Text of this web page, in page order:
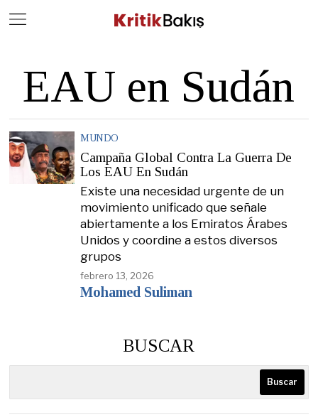
EAU en Sudán
MUNDO
Campaña Global Contra La Guerra De
Los EAU En Sudán
Existe una necesidad urgente de un
movimiento unificado que señale
abiertamente a los Emiratos Árabes
Unidos y coordine a estos diversos
grupos
febrero 13, 2026
Mohamed Suliman
BUSCAR
Buscar